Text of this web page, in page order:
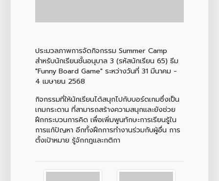
ประมวลภาพการจัดกิจกรรม Summer Camp
สำหรับนักเรียนชั้นอนุบาล 3 (รหัสนักเรียน 65) ธีม
"Funny Board Game" ระหว่างวันที่ 31 มีนาคม -
4 เมษายน 2568
กิจกรรมที่ให้นักเรียนได้สนุกไปกับบอร์ดเกมซึ่งเป็น
เกมกระดาน ที่สามารถสร้างความสนุกและยังช่วย
ฝึกกระบวนการคิด เพื่อเพิ่มพูนทักษะการเรียนรู้ใน
การแก้ปัญหา อีกทั้งฝึกการทำงานร่วมกับผู้อื่น การ
ตั้งเป้าหมาย รู้จักกฎและกติกา